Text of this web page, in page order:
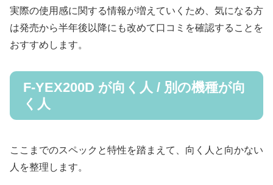
実際の使用感に関する情報が増えていくため、気になる方
は発売から半年後以降にも改めて口コミを確認することを
おすすめします。
F-YEX200D が向く人 / 別の機種が向
く人
ここまでのスペックと特性を踏まえて、向く人と向かない
人を整理します。